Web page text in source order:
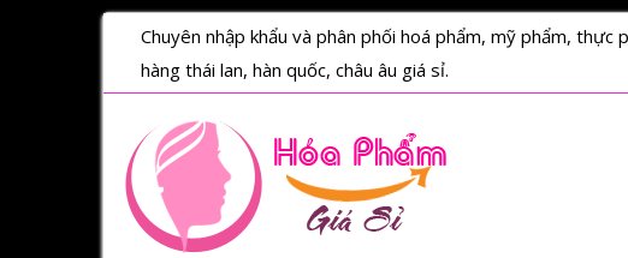
Chuyên nhập khẩu và phân phối hoá phẩm, mỹ phẩm, thực
hàng thái lan, hàn quốc, châu âu giá sỉ.